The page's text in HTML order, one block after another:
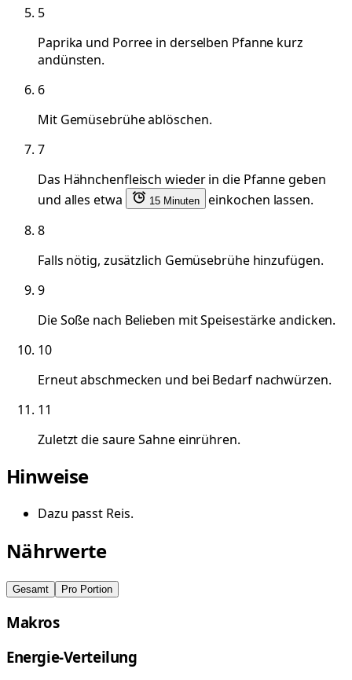
5
Paprika und Porree in derselben Pfanne kurz
andünsten.
6
Mit Gemüsebrühe ablöschen.
7
Das Hähnchenfleisch wieder in die Pfanne geben
und alles etwa
15 Minuten
einkochen lassen.
8
Falls nötig, zusätzlich Gemüsebrühe hinzufügen.
9
Die Soße nach Belieben mit Speisestärke andicken.
10
Erneut abschmecken und bei Bedarf nachwürzen.
11
Zuletzt die saure Sahne einrühren.
Hinweise
Dazu passt Reis.
Nährwerte
Gesamt Pro Portion
Makros
Energie-Verteilung